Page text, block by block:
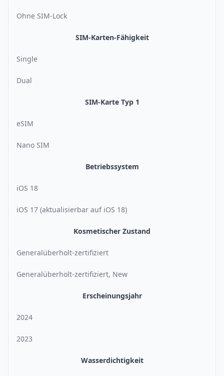
Ohne SIM-Lock
SIM-Karten-Fähigkeit
Single
Dual
SIM-Karte Typ 1
eSIM
Nano SIM
Betriebssystem
iOS 18
iOS 17 (aktualisierbar auf iOS 18)
Kosmetischer Zustand
Generalüberholt-zertifiziert
Generalüberholt-zertifiziert, New
Erscheinungsjahr
2024
2023
Wasserdichtigkeit